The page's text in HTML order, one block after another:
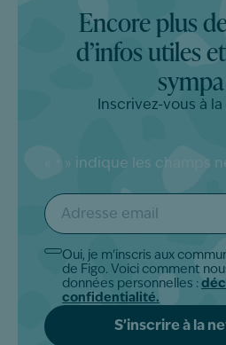
Encore plus
d’infos utiles
Inscrivez-vous à
» indique les champs
Adresse
email
*
Akkoord
Oui, je m'inscris aux
de Figo. Voici comment
données personnelles :
confidentialité.